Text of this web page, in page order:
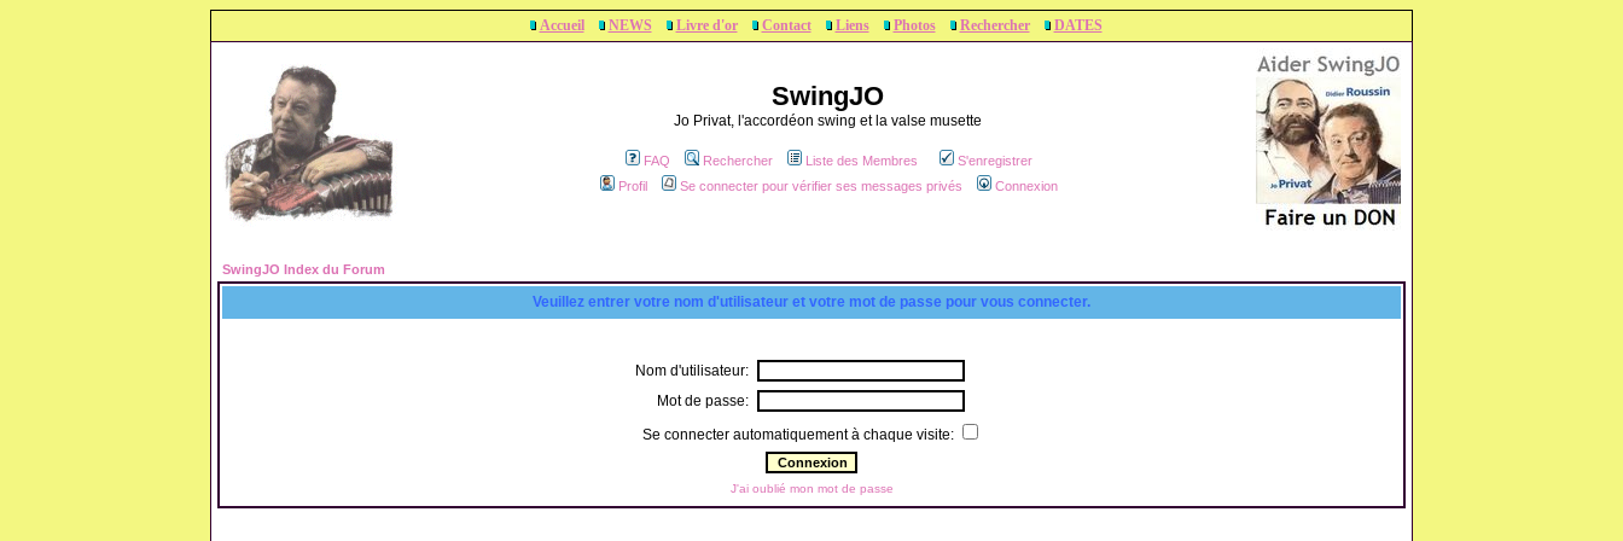
Accueil NEWS Livre d'or Contact Liens Photos Rechercher DATES
SwingJO
Jo Privat, l'accordéon swing et la valse musette
FAQ Rechercher Liste des Membres
S'enregistrer
Profil
Se connecter pour vérifier ses messages privés Connexion
SwingJO Index du Forum
Veuillez entrer votre nom d'utilisateur et votre mot de passe pour vous connecter.
Nom d'utilisateur:
Mot de passe:
Se connecter automatiquement à chaque visite:
J'ai oublié mon mot de passe